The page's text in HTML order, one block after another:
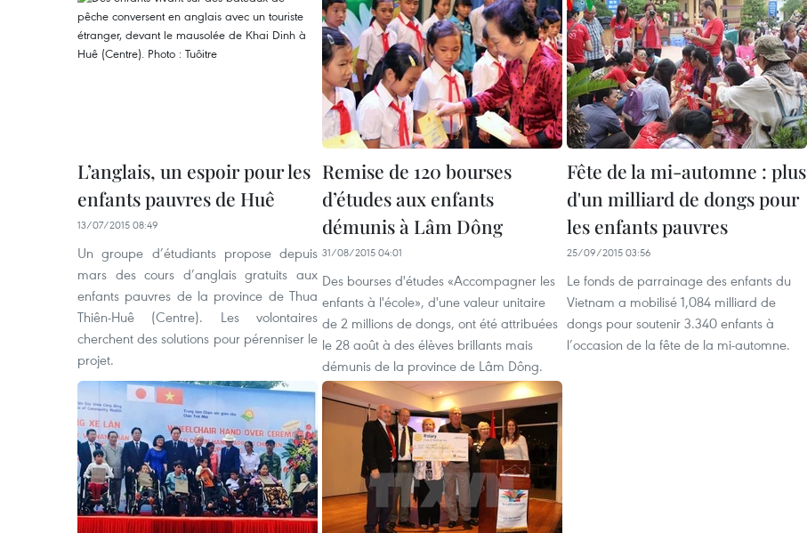
L’anglais, un espoir pour les
enfants pauvres de Huê
13/07/2015 08:49
Un groupe d’étudiants propose depuis
mars des cours d’anglais gratuits aux
enfants pauvres de la province de Thua
Thiên-Huê (Centre). Les volontaires
cherchent des solutions pour pérenniser le
projet.
Remise de 120 bourses
d’études aux enfants
démunis à Lâm Dông
31/08/2015 04:01
Des bourses d'études «Accompagner les
enfants à l'école», d'une valeur unitaire
de 2 millions de dongs, ont été attribuées
le 28 août à des élèves brillants mais
démunis de la province de Lâm Dông.
Fête de la mi-automne : plus
d'un milliard de dongs pour
les enfants pauvres
25/09/2015 03:56
Le fonds de parrainage des enfants du
Vietnam a mobilisé 1,084 milliard de
dongs pour soutenir 3.340 enfants à
l’occasion de la fête de la mi-automne.